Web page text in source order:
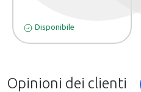
Disponibile
Opinioni dei clienti